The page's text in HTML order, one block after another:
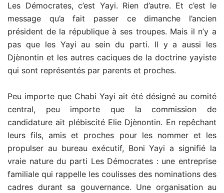
Les Démocrates, c’est Yayi. Rien d’autre. Et c’est le
message qu’a fait passer ce dimanche l’ancien
président de la république à ses troupes. Mais il n’y a
pas que les Yayi au sein du parti. Il y a aussi les
Djènontin et les autres caciques de la doctrine yayiste
qui sont représentés par parents et proches.
Peu importe que Chabi Yayi ait été désigné au comité
central, peu importe que la commission de
candidature ait plébiscité Elie Djènontin. En repêchant
leurs fils, amis et proches pour les nommer et les
propulser au bureau exécutif, Boni Yayi a signifié la
vraie nature du parti Les Démocrates : une entreprise
familiale qui rappelle les coulisses des nominations des
cadres durant sa gouvernance. Une organisation au